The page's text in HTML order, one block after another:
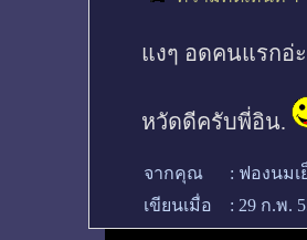
แงๆ อดคนแรกอ่ะ
หวัดดีครับพี่อิน.
จากคุณ : ฟองนมเ
เขียนเมื่อ
: 29 ก.พ.